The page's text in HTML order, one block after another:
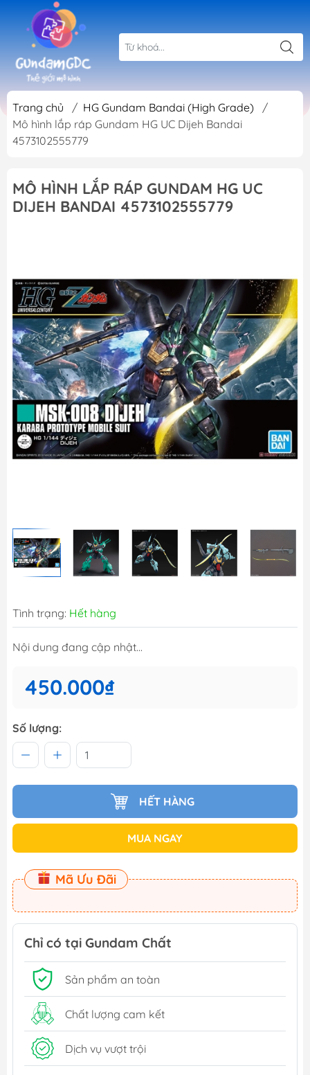
Trang chủ / HG Gundam Bandai (High Grade)
/
Mô hình lắp ráp Gundam HG UC Dijeh Bandai
4573102555779
MÔ HÌNH LẮP RÁP GUNDAM HG UC
DIJEH BANDAI 4573102555779
Tình trạng: Hết hàng
Nội dung đang cập nhật...
450.000₫
Số lượng:
HẾT HÀNG
MUA NGAY
Mã Ưu Đãi
Chỉ có tại Gundam Chất
Sản phẩm an toàn
Chất lượng cam kết
Dịch vụ vượt trội